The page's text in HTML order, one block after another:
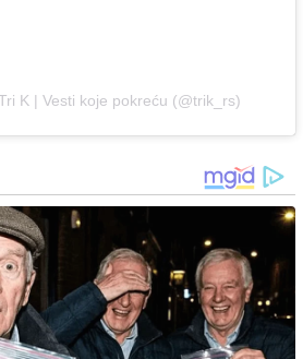
K | Vesti koje pokreću (@trik_rs)